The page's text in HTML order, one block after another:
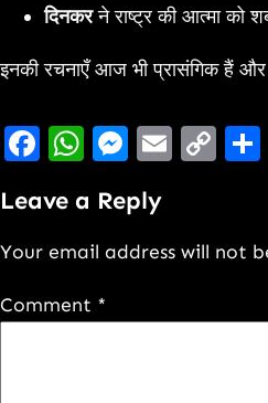
दिनकरने राष्ट्र की आत्मा को
इनकी रचनाएँ आज भी प्रासंगिक हैं और
Facebook
WhatsApp
Email
Leave a Reply
Your email address will not
Comment *